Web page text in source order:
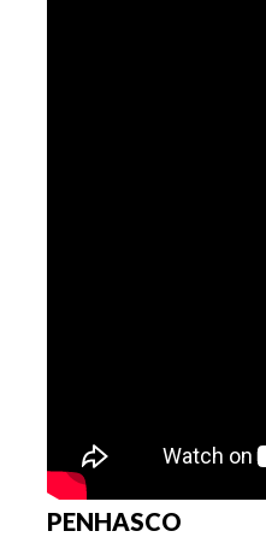
PENHASCO